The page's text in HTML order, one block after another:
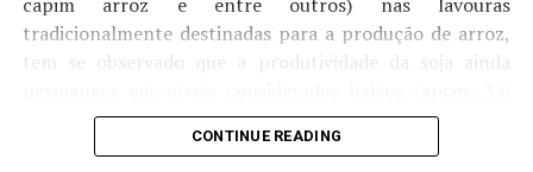
produção estimada, avanço de oito pontos percentuais
em relação ao mês anterior. Apesar da evolução, o índice
perspectivas para o mercado futuro.
tradicionalmente destinadas para a produção de arroz,
tem se observado que a produtividade da soja ainda
ton ha-1), sendo tanto fatores ambientais (como
disponibilidade hídrica) ou de manejo os que geram essas
CONTINUE READING